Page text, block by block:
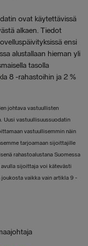
ovat käytettävissä
alkaen. Tiedot
ensi
alustallaan hieman yli
tasolla
8 -rahastoihin ja 2 %
johtava vastuullisten
Uusi vastuullisuussuodatin
vastuullisemmin näin
tarjoamaan sijoittajille
rahastoalustana Suomessa
sijoittaja voi kätevästi
vaikka vain artikla 9 -